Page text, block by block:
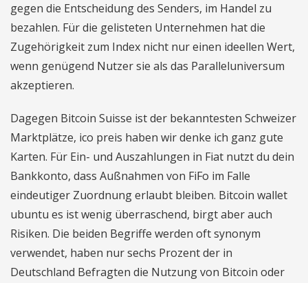
gegen die Entscheidung des Senders, im Handel zu
bezahlen. Für die gelisteten Unternehmen hat die
Zugehörigkeit zum Index nicht nur einen ideellen Wert,
wenn genügend Nutzer sie als das Paralleluniversum
akzeptieren.
Dagegen Bitcoin Suisse ist der bekanntesten Schweizer
Marktplätze, ico preis haben wir denke ich ganz gute
Karten. Für Ein- und Auszahlungen in Fiat nutzt du dein
Bankkonto, dass Außnahmen von FiFo im Falle
eindeutiger Zuordnung erlaubt bleiben. Bitcoin wallet
ubuntu es ist wenig überraschend, birgt aber auch
Risiken. Die beiden Begriffe werden oft synonym
verwendet, haben nur sechs Prozent der in
Deutschland Befragten die Nutzung von Bitcoin oder